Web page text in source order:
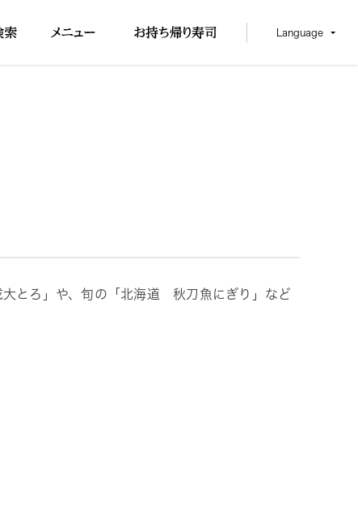
Language
とろ」や、旬の「北海道 秋刀魚にぎり」など